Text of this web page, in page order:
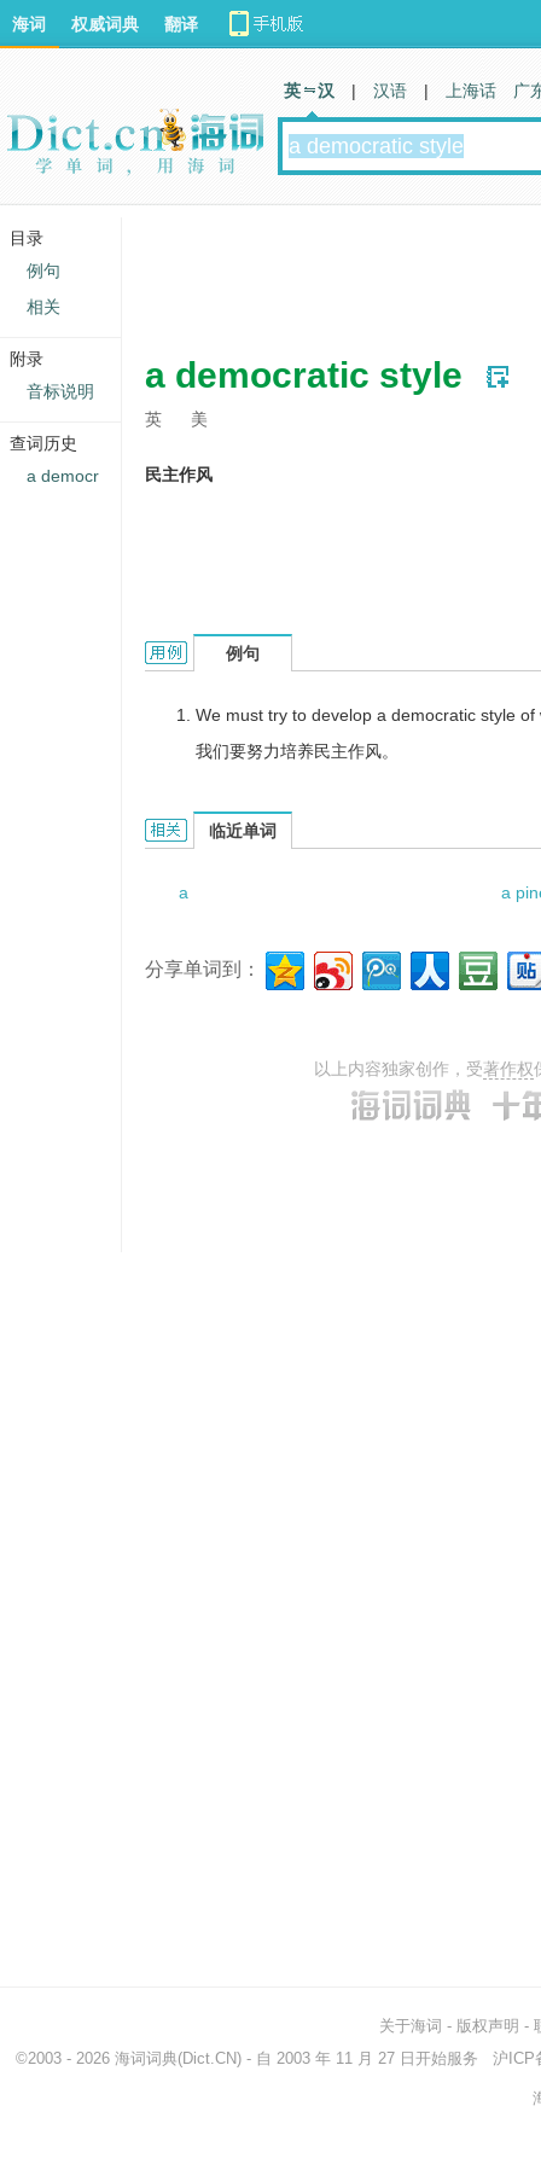
a democratic style
英 美
民主作风
a democratic style的用法和样例：
例句
We must try to develop a democratic style of
我们要努力培养民主作风。
a democratic style的相关资料：
临近单词
a a
分享单词到：
以上内容独家创作，受著作权
海词 权威词典 翻译
英 汉 | 汉语 | 上海话 广
关于海词 - 版权声明 -
©2003 - 2026 海词词典(Dict.CN) - 自 2003 年 11 月 27 日开始服务 沪ICP
目录
例句
相关
附录
音标说明
查词历史
a democr